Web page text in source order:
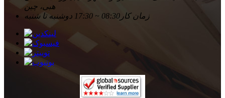
هبی، چین
زمان کار 08:30 ~ 17:30 دوشنبه تا شنبه